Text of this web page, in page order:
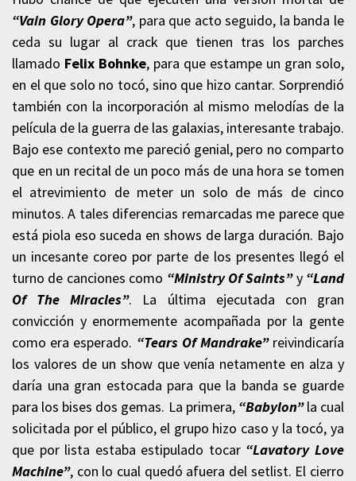
“Vain Glory Opera”, para que acto seguido, la banda le
ceda su lugar al crack que tienen tras los parches
llamado Felix Bohnke, para que estampe un gran solo,
en el que solo no tocó, sino que hizo cantar. Sorprendió
también con la incorporación al mismo melodías de la
película de la guerra de las galaxias, interesante trabajo.
Bajo ese contexto me pareció genial, pero no comparto
que en un recital de un poco más de una hora se tomen
el atrevimiento de meter un solo de más de cinco
minutos. A tales diferencias remarcadas me parece que
está piola eso suceda en shows de larga duración. Bajo
un incesante coreo por parte de los presentes llegó el
turno de canciones como “Ministry Of Saints”y “Land
Of The Miracles”. La última ejecutada con gran
convicción y enormemente acompañada por la gente
como era esperado. “Tears Of Mandrake”reivindicaría
los valores de un show que venía netamente en alza y
daría una gran estocada para que la banda se guarde
para los bises dos gemas. La primera, “Babylon”la cual
solicitada por el público, el grupo hizo caso y la tocó, ya
que por lista estaba estipulado tocar “Lavatory Love
Machine”, con lo cual quedó afuera del setlist. El cierro